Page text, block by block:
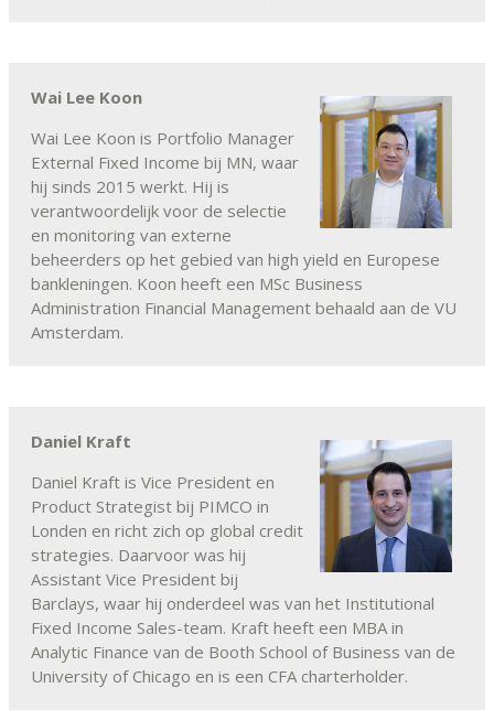
Wai Lee Koon
Wai Lee Koon is Portfolio Manager
External Fixed Income bij MN, waar
hij sinds 2015 werkt. Hij is
verantwoordelijk voor de selectie
en monitoring van externe
beheerders op het gebied van high yield en Europese
bankleningen. Koon heeft een MSc Business
Administration Financial Management behaald aan de VU
Amsterdam.
Daniel Kraft
Daniel Kraft is Vice President en
Product Strategist bij PIMCO in
Londen en richt zich op global credit
strategies. Daarvoor was hij
Assistant Vice President bij
Barclays, waar hij onderdeel was van het Institutional
Fixed Income Sales-team. Kraft heeft een MBA in
Analytic Finance van de Booth School of Business van de
University of Chicago en is een CFA charterholder.